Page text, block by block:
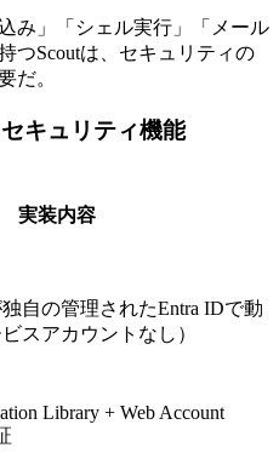
み」「シェル実行」「メール
つScoutは、セキュリティの
だ。
キュリティ機能
実装内容
自の管理されたEntra IDで動
スアカウントなし）
Library + Web Account